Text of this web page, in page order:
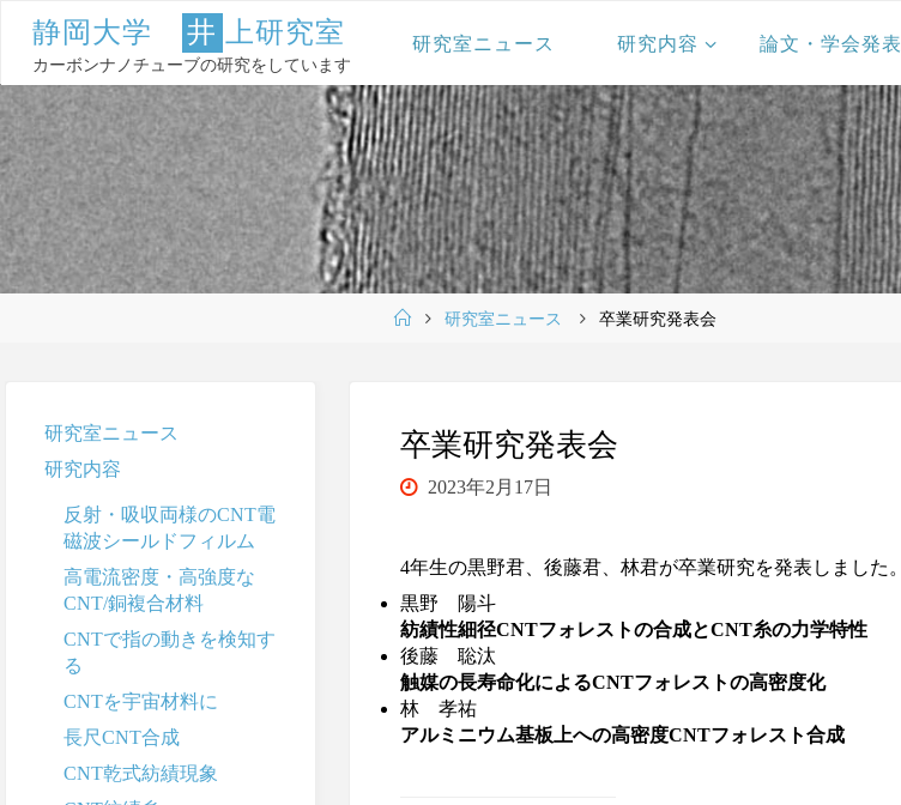
ン
ツ
へ
ス
キ
ッ
プ
静岡 大学 井 上研究室
カーボンナノチューブの研究をしています
研究室ニュース 研究内容 論文・学会発表
ホ
研究室ニュース 卒業研究発表会
卒業研究発表会
2023年2月17日
4年生の黒野君、後藤君、林君が卒業研究を発表しました。
黒野 陽斗
紡績性細径CNTフォレストの合成とCNT糸の力学特性
後藤 聡汰
触媒の長寿命化によるCNTフォレストの高密度化
林 孝祐
アルミニウム基板上への高密度CNTフォレスト合成
研究室ニュース
研究内容
反射・吸収両様のCNT電
磁波シールドフィルム
高電流密度・高強度な
CNT/銅複合材料
CNTで指の動きを検知す
る
CNTを宇宙材料に
長尺CNT合成
CNT乾式紡績現象